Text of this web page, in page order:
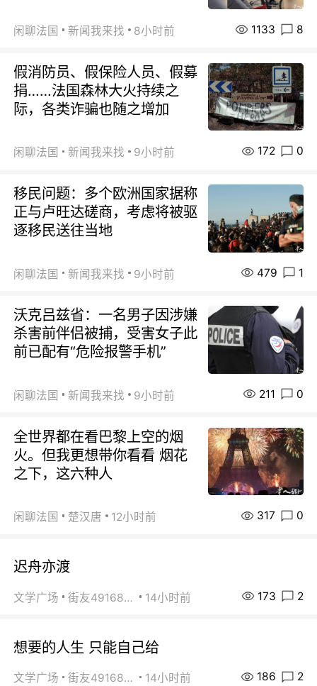
闲聊法国 新闻我来找 8小时前 1133 8
假消防员、假保险人员、假募
捐……法国森林大火持续之
际，各类诈骗也随之增加
闲聊法国 新闻我来找 9小时前 172 0
移民问题：多个欧洲国家据称
正与卢旺达磋商，考虑将被驱
逐移民送往当地
闲聊法国 新闻我来找 9小时前 479 1
沃克吕兹省：一名男子因涉嫌
杀害前伴侣被捕，受害女子此
前已配有“危险报警手机”
闲聊法国 新闻我来找 9小时前 211 0
全世界都在看巴黎上空的烟
火。但我更想带你看看 烟花
之下，这六种人
闲聊法国 楚汉唐 12小时前 317 0
迟舟亦渡
文学广场 街友49168527 14小时前 173 2
想要的人生 只能自己给
文学广场 街友49168527 14小时前 186 2